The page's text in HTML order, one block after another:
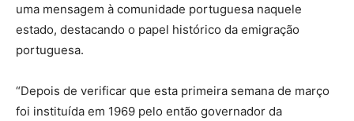
uma mensagem à comunidade portuguesa naquele
estado, destacando o papel histórico da emigração
portuguesa.
“Depois de verificar que esta primeira semana de março
foi instituída em 1969 pelo então governador da